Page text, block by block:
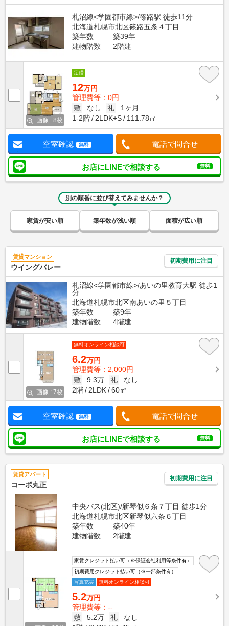
札沼線<学園都市線>/篠路駅 徒歩11分
北海道札幌市北区篠路五条４丁目
築年数
築39年
建物階数
2階建
画像 : 8枚
定借
12万円
管理費等：0円
敷
なし 礼
1ヶ月
1-2階
2LDK+S 111.78㎡
空室確認 無料 電話で問合せ
お店にLINEで相談する 無料
別の順番に並び替えてみませんか？
家賃が安い順 築年数が浅い順 面積が広い順
賃貸マンション
ウイングバレー
初期費用に注目
札沼線<学園都市線>/あいの里教育大駅 徒歩1
分
北海道札幌市北区南あいの里５丁目
築年数
築9年
建物階数
4階建
画像 : 7枚
無料オンライン相談可
6.2万円
管理費等：2,000円
敷
9.3万 礼
なし
2階
2LDK 60㎡
空室確認 無料 電話で問合せ
お店にLINEで相談する 無料
賃貸アパート
コーポ丸正
初期費用に注目
中央バス(北区)/新琴似６条７丁目 徒歩1分
北海道札幌市北区新琴似六条６丁目
築年数
築40年
建物階数
2階建
家賃クレジット払い可（※保証会社利用等条件有）
初期費用クレジット払い可（※一部条件有）
写真充実
無料オンライン相談可
5.2万円
管理費等：--
敷
5.2万 礼
なし